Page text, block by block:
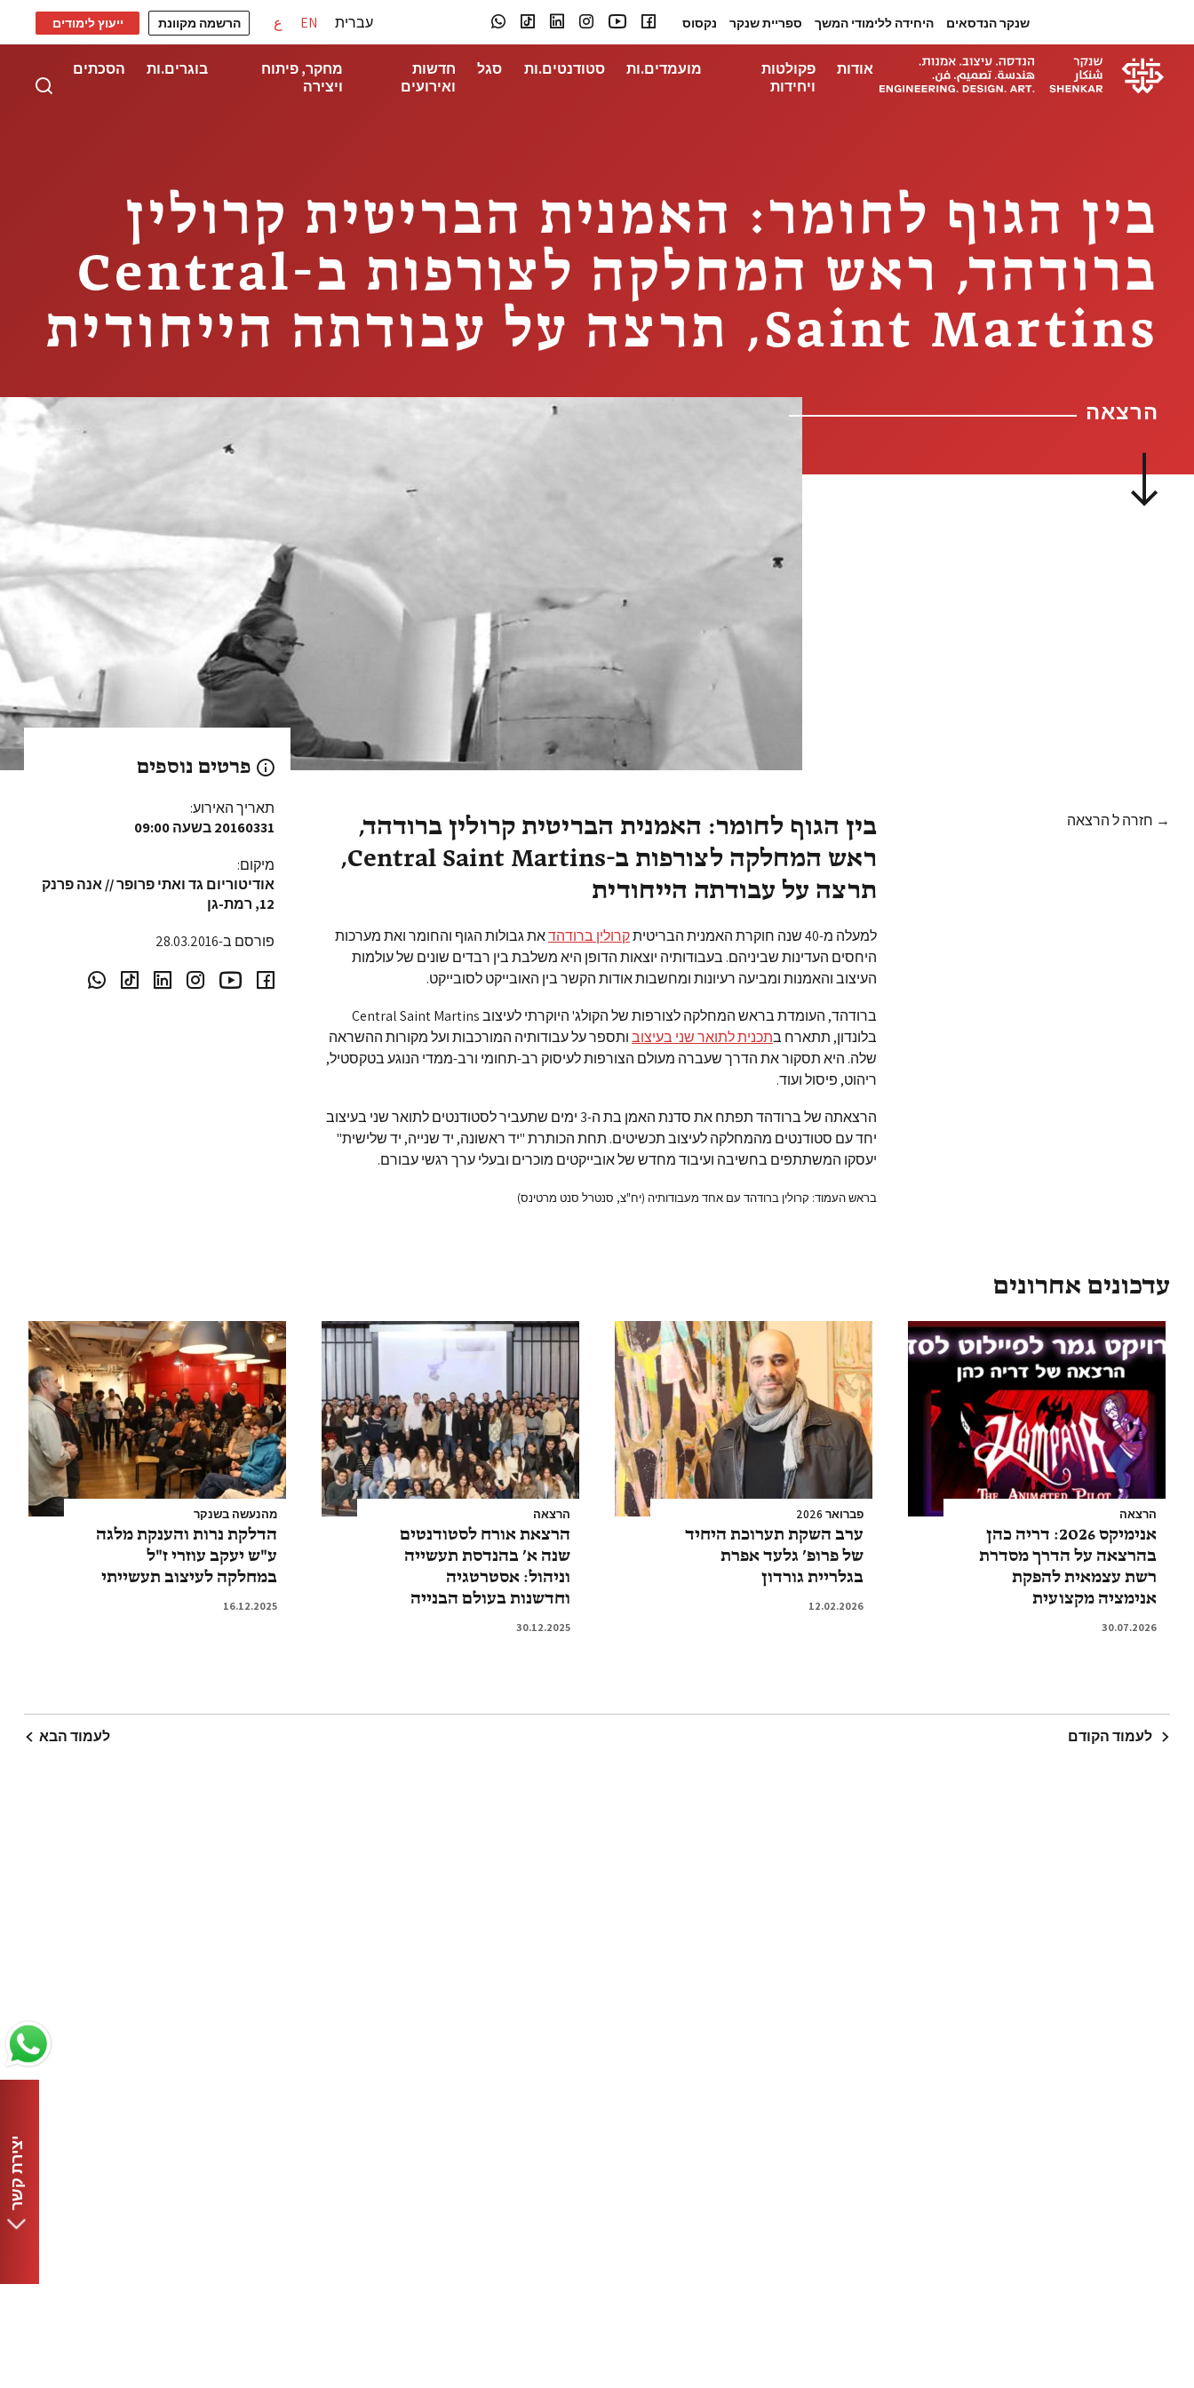
שנקר הנדסאים היחידה ללימודי המשך ספריית שנקר נקסוס עברית EN ع הרשמה מקוונת ייעוץ לימודים
אודות
פקולטות
ויחידות
מועמדים.ות סטודנטים.ות סגל
חדשות
ואירועים
מחקר, פיתוח
ויצירה
בוגרים.ות הסכתים
בין הגוף לחומר: האמנית הבריטית קרולין
ברודהד, ראש המחלקה לצורפות ב-Central
Saint Martins, תרצה על עבודתה הייחודית
הרצאה
→ חזרה ל הרצאה
בין הגוף לחומר: האמנית הבריטית קרולין ברודהד,
ראש המחלקה לצורפות ב-Central Saint Martins,
תרצה על עבודתה הייחודית
למעלה מ-40 שנה חוקרת האמנית הבריטית קרולין ברודהדאת גבולות הגוף והחומר ואת מערכות
היחסים העדינות שביניהם. בעבודותיה יוצאות הדופן היא משלבת בין רבדים שונים של עולמות
העיצוב והאמנות ומביעה רעיונות ומחשבות אודות הקשר בין האובייקט לסובייקט.
ברודהד, העומדת בראש המחלקה לצורפות של הקולג' היוקרתי לעיצוב Central Saint Martins
בלונדון, תתארח בתכנית לתואר שני בעיצובותספר על עבודותיה המורכבות ועל מקורות ההשראה
שלה. היא תסקור את הדרך שעברה מעולם הצורפות לעיסוק רב-תחומי ורב-ממדי הנוגע בטקסטיל,
ריהוט, פיסול ועוד.
הרצאתה של ברודהד תפתח את סדנת האמן בת ה-3 ימים שתעביר לסטודנטים לתואר שני בעיצוב
יחד עם סטודנטים מהמחלקה לעיצוב תכשיטים. תחת הכותרת "יד ראשונה, יד שנייה, יד שלישית"
יעסקו המשתתפים בחשיבה ועיבוד מחדש של אובייקטים מוכרים ובעלי ערך רגשי עבורם.
בראש העמוד: קרולין ברודהד עם אחד מעבודותיה (יח"צ, סנטרל סנט מרטינס)
פרטים נוספים
תאריך האירוע:
20160331בשעה 09:00
מיקום:
אודיטוריום גד ואתי פרופר // אנה פרנק
12, רמת-גן
פורסם ב-28.03.2016
עדכונים אחרונים
הרצאה
אנימיקס 2026: דריה כהן
בהרצאה על הדרך מסדרת
רשת עצמאית להפקת
אנימציה מקצועית
30.07.2026
פברואר 2026
ערב השקת תערוכת היחיד
של פרופ’ גלעד אפרת
בגלריית גורדון
12.02.2026
הרצאה
הרצאת אורח לסטודנטים
שנה א’ בהנדסת תעשייה
וניהול: אסטרטגיה
וחדשנות בעולם הבנייה
30.12.2025
מהנעשה בשנקר
הדלקת נרות והענקת מלגה
ע"ש יעקב עוזרי ז"ל
במחלקה לעיצוב תעשייתי
16.12.2025
לעמוד הקודם לעמוד הבא
יצירת קשר